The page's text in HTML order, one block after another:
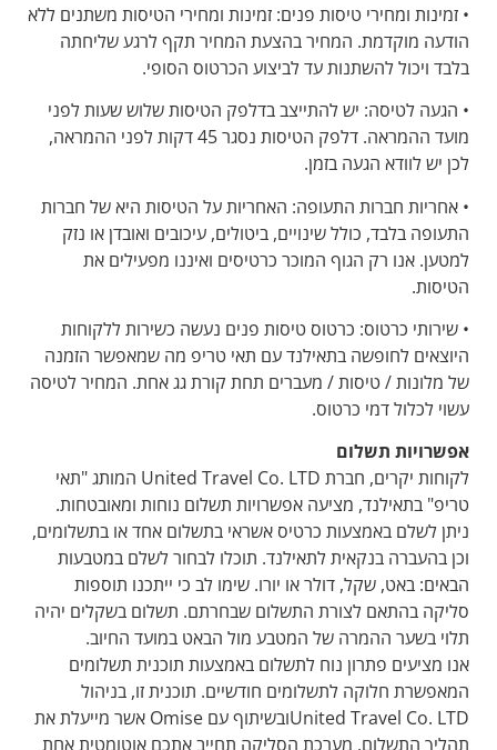
• זמינות ומחירי טיסות פנים: זמינות ומחירי הטיסות משתנים ללא
הודעה מוקדמת. המחיר בהצעת המחיר תקף לרגע שליחתה
בלבד ויכול להשתנות עד לביצוע הכרטוס הסופי.
• הגעה לטיסה: יש להתייצב בדלפק הטיסות שלוש שעות לפני
מועד ההמראה. דלפק הטיסות נסגר 45 דקות לפני ההמראה,
לכן יש לוודא הגעה בזמן.
• אחריות חברות התעופה: האחריות על הטיסות היא של חברות
התעופה בלבד, כולל שינויים, ביטולים, עיכובים ואובדן או נזק
למטען. אנו רק הגוף המוכר כרטיסים ואיננו מפעילים את
הטיסות.
• שירותי כרטוס: כרטוס טיסות פנים נעשה כשירות ללקוחות
היוצאים לחופשה בתאילנד עם תאי טריפ מה שמאפשר הזמנה
של מלונות / טיסות / מעברים תחת קורת גג אחת. המחיר לטיסה
עשוי לכלול דמי כרטוס.
אפשרויות תשלום
לקוחות יקרים, חברת United Travel Co. LTD המותג "תאי
טריפ" בתאילנד, מציעה אפשרויות תשלום נוחות ומאובטחות.
ניתן לשלם באמצעות כרטיס אשראי בתשלום אחד או בתשלומים,
וכן בהעברה בנקאית לתאילנד. תוכלו לבחור לשלם במטבעות
הבאים: באט, שקל, דולר או יורו. שימו לב כי ייתכנו תוספות
סליקה בהתאם לצורת התשלום שבחרתם. תשלום בשקלים יהיה
תלוי בשער ההמרה של המטבע מול הבאט במועד החיוב.
אנו מציעים פתרון נוח לתשלום באמצעות תוכנית תשלומים
המאפשרת חלוקה לתשלומים חודשיים. תוכנית זו, בניהול
United Travel Co. LTDובשיתוף עם Omise אשר מייעלת את
תהליך התשלום. מערכת הסליקה תחייב אתכם אוטומטית אחת